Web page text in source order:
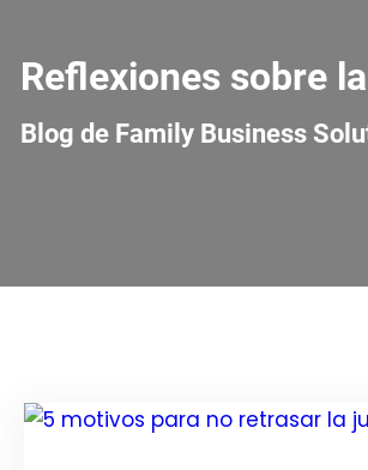
Reflexiones sobre
Blog de Family Business